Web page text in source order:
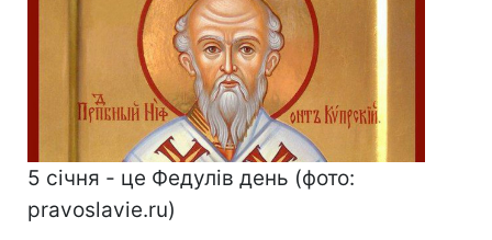
5 січня - це Федулів день (фото:
pravoslavie.ru)